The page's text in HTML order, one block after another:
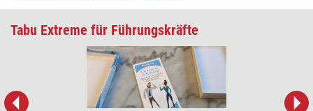
Tabu Extreme für Führungskräfte